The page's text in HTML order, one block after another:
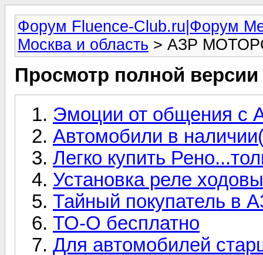
Форум Fluence-Club.ru|Форум
Москва и область > АЗР
Просмотр полной
Эмоции от общения с
Автомобили в
Легко купить
Установка реле
Тайный покупатель
ТО-О бесплатно
Для автомобилей